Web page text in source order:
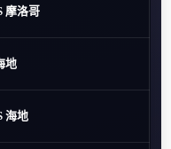
摩洛哥
地
海地